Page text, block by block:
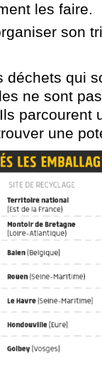
les faire.
son
déchets qui
ne sont
parcourent
une